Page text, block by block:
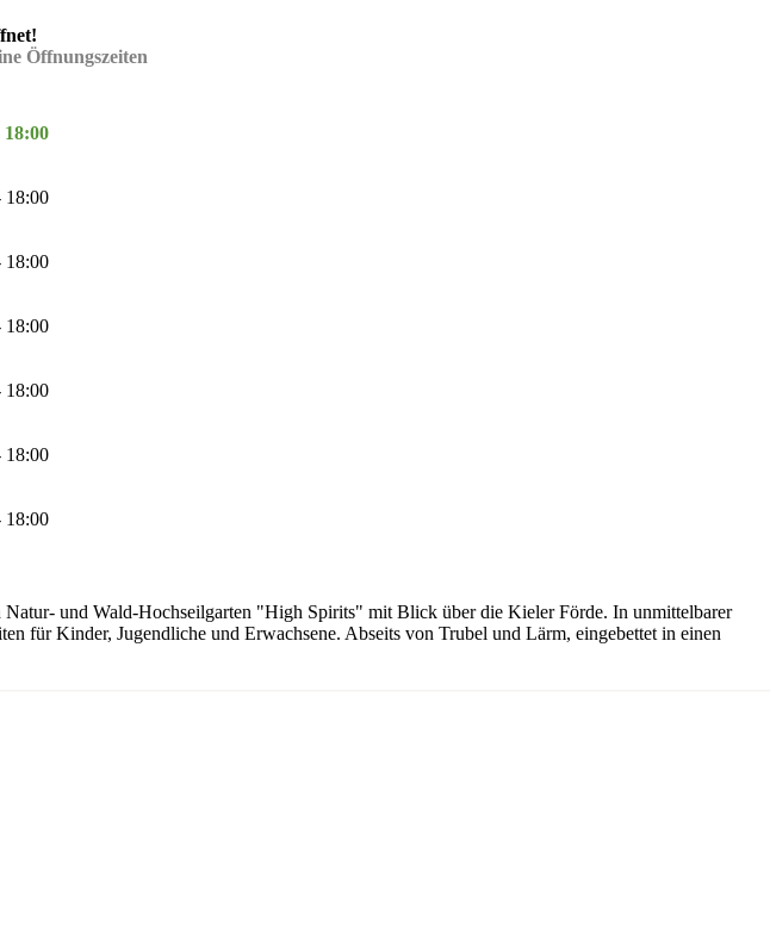
Öffnungszeiten
18:00
18:00
18:00
18:00
18:00
18:00
18:00
und Wald-Hochseilgarten "High Spirits" mit Blick über die Kieler Förde. In unmittelbarer
für Kinder, Jugendliche und Erwachsene. Abseits von Trubel und Lärm, eingebettet in einen